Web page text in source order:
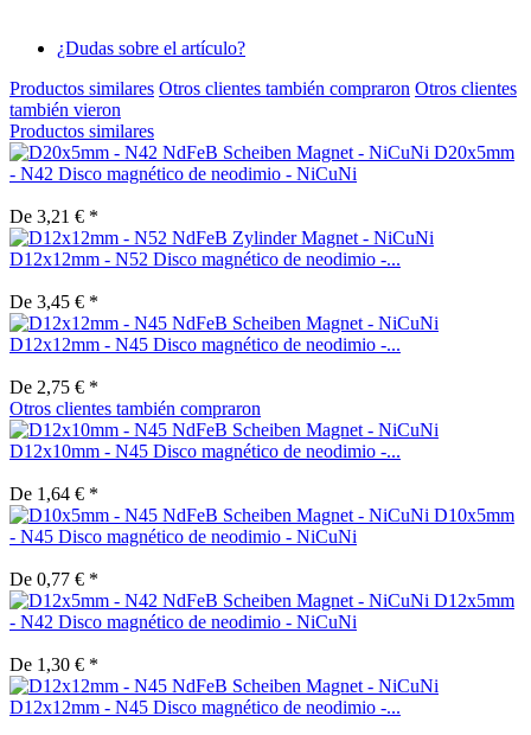
¿Dudas sobre el artículo?
Productos similares Otros clientes también compraron Otros clientes
también vieron
Productos similares
D20x5mm
- N42 Disco magnético de neodimio - NiCuNi
De 3,21 € *
D12x12mm - N52 Disco magnético de neodimio -...
De 3,45 € *
D12x12mm - N45 Disco magnético de neodimio -...
De 2,75 € *
Otros clientes también compraron
D12x10mm - N45 Disco magnético de neodimio -...
De 1,64 € *
D10x5mm
- N45 Disco magnético de neodimio - NiCuNi
De 0,77 € *
D12x5mm
- N42 Disco magnético de neodimio - NiCuNi
De 1,30 € *
D12x12mm - N45 Disco magnético de neodimio -...